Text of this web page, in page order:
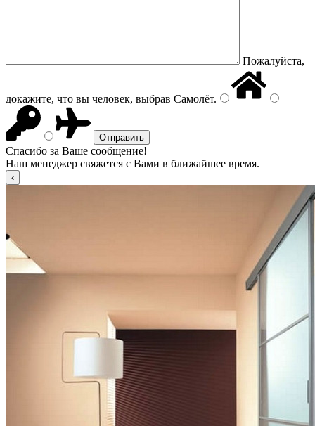
Пожалуйста,
докажите, что вы человек, выбрав Самолёт.
Спасибо за Ваше сообщение!
Наш менеджер свяжется с Вами в ближайшее время.